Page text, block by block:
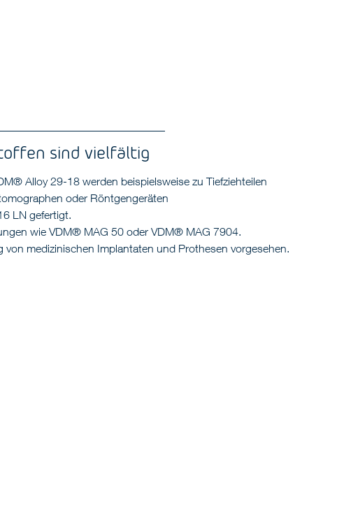
sind vielfältig
Alloy 29-18 werden beispielsweise zu Tiefziehteilen
oder Röntgengeräten
LN gefertigt.
wie VDM® MAG 50 oder VDM® MAG 7904.
medizinischen Implantaten und Prothesen vorgesehen.